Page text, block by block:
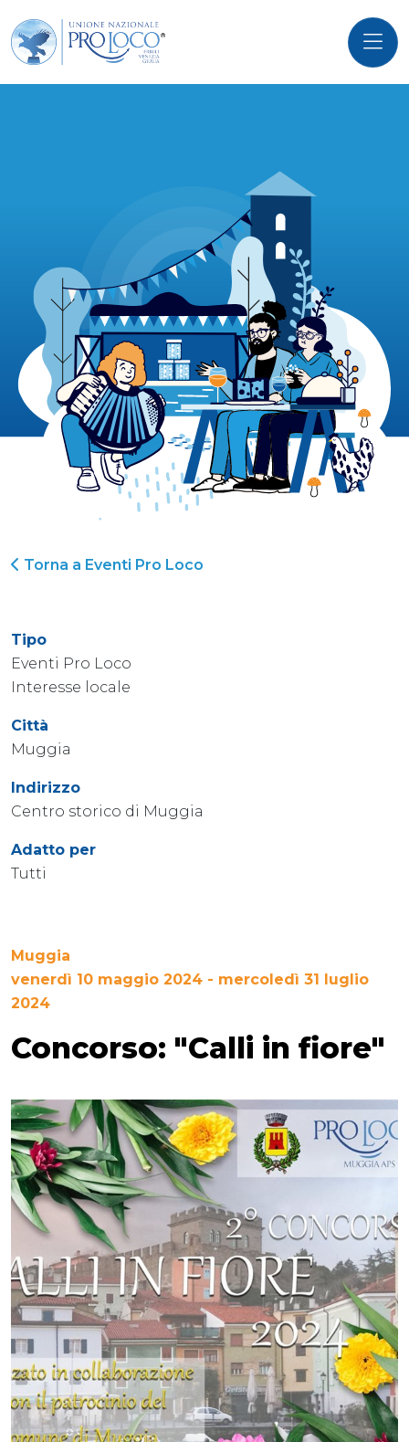
Torna a Eventi Pro Loco
Tipo
Eventi Pro Loco
Interesse locale
Città
Muggia
Indirizzo
Centro storico di Muggia
Adatto per
Tutti
Muggia
venerdì 10 maggio 2024 - mercoledì 31 luglio
2024
Concorso: "Calli in fiore"